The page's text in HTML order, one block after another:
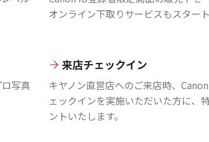
オンライン下取りサービスもスタート
写真
来店チェックイン
キヤノン直営店へのご来店時、
ェックインを実施いただいた方に、
ントいたします。